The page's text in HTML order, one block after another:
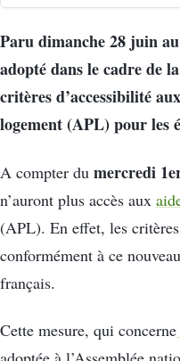
Paru dimanche 28 juin
adopté dans le cadre de
critères d’accessibilité
logement (APL) pour les
A compter du mercredi
n’auront plus accès aux
(APL). En effet, les
conformément à ce
français.
Cette mesure, qui concerne